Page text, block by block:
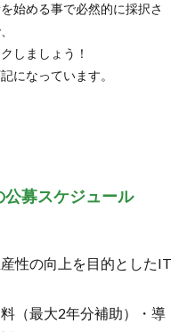
始める事で必然的に採択さ
しましょう！
になっています。
公募スケジュール
性の向上を目的としたIT
（最大2年分補助）・導